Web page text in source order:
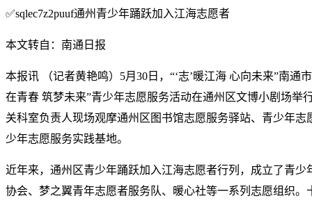
✅sqlec7z2puuf通州青少年踊跃加入江海志愿者
本文转自：南通日报
本报讯 （记者黄艳鸣）5月30日，“‘志’暖江海 心向未来”南通
在青春 筑梦未来”青少年志愿服务活动在通州区文博小剧场举
关科室负责人现场观摩通州区图书馆志愿服务驿站、青少年志
少年志愿服务实践基地。
近年来，通州区青少年踊跃加入江海志愿者行列，成立了青少
协会、梦之翼青年志愿者服务队、暖心社等一系列志愿组织。